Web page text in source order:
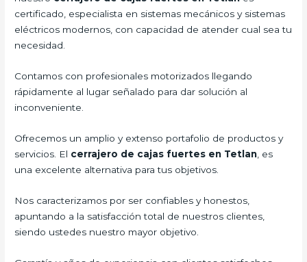
certificado, especialista en sistemas mecánicos y sistemas
eléctricos modernos, con capacidad de atender cual sea tu
necesidad.
Contamos con profesionales motorizados llegando
rápidamente al lugar señalado para dar solución al
inconveniente.
Ofrecemos un amplio y extenso portafolio de productos y
servicios. El cerrajero de cajas fuertes en Tetlan , es
una excelente alternativa para tus objetivos.
Nos caracterizamos por ser confiables y honestos,
apuntando a la satisfacción total de nuestros clientes,
siendo ustedes nuestro mayor objetivo.